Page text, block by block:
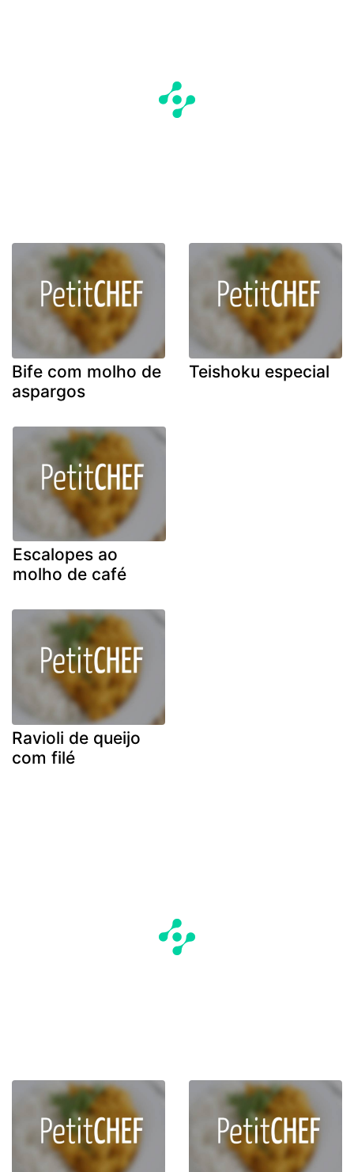
Bife com molho de
aspargos
Teishoku especial
Escalopes ao
molho de café
Ravioli de queijo
com filé